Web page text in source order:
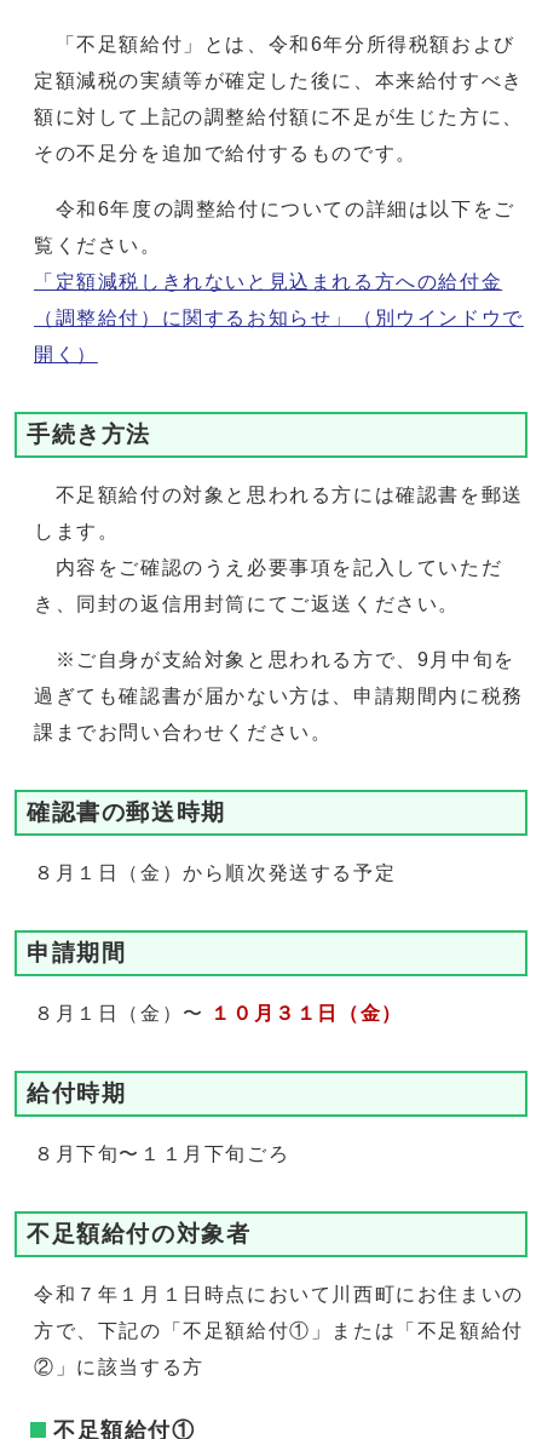
「不足額給付」とは、令和6年分所得税額および
定額減税の実績等が確定した後に、本来給付すべき
額に対して上記の調整給付額に不足が生じた方に、
その不足分を追加で給付するものです。
令和6年度の調整給付についての詳細は以下をご
覧ください。
「定額減税しきれないと見込まれる方への給付金
（調整給付）に関するお知らせ」
（別ウインドウで
開く）
手続き方法
不足額給付の対象と思われる方には確認書を郵送
します。
内容をご確認のうえ必要事項を記入していただ
き、同封の返信用封筒にてご返送ください。
※ご自身が支給対象と思われる方で、9月中旬を
過ぎても確認書が届かない方は、申請期間内に税務
課までお問い合わせください。
確認書の郵送時期
８月１日（金）から順次発送する予定
申請期間
８月１日（金）〜 １０月３１日（金）
給付時期
８月下旬〜１１月下旬ごろ
不足額給付の対象者
令和７年１月１日時点において川西町にお住まいの
方で、下記の「不足額給付①」または「不足額給付
②」に該当する方
不足額給付①